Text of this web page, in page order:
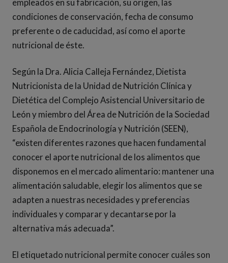
empleados en su fabricación, su origen, las
condiciones de conservación, fecha de consumo
preferente o de caducidad, así como el aporte
nutricional de éste.
Según la Dra. Alicia Calleja Fernández, Dietista
Nutricionista de la Unidad de Nutrición Clínica y
Dietética del Complejo Asistencial Universitario de
León y miembro del Área de Nutrición de la Sociedad
Española de Endocrinología y Nutrición (SEEN),
“existen diferentes razones que hacen fundamental
conocer el aporte nutricional de los alimentos que
disponemos en el mercado alimentario: mantener una
alimentación saludable, elegir los alimentos que se
adapten a nuestras necesidades y preferencias
individuales y comparar y decantarse por la
alternativa más adecuada”.
El etiquetado nutricional permite conocer cuáles son